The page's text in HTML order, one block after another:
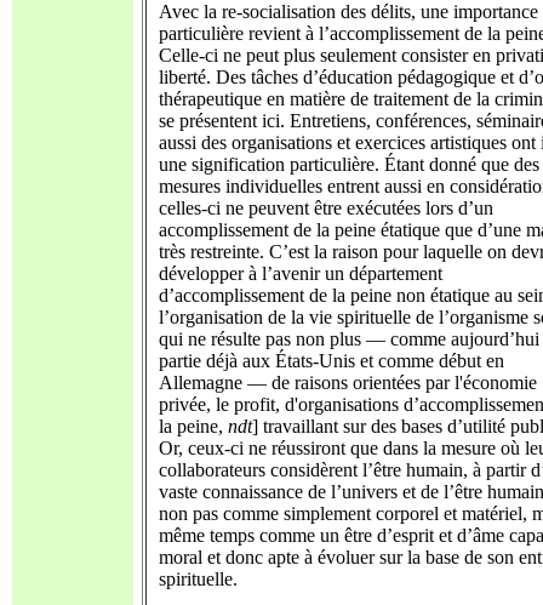
Avec la re-socialisation des délits, une importance
particulière revient à l’accomplissement de la
Celle-ci ne peut plus seulement consister en
liberté. Des tâches d’éducation pédagogique et
thérapeutique en matière de traitement de la
se présentent ici. Entretiens, conférences,
aussi des organisations et exercices artistiques ont
une signification particulière. Étant donné que des
mesures individuelles entrent aussi en
celles-ci ne peuvent être exécutées lors d’un
accomplissement de la peine étatique que d’une
très restreinte. C’est la raison pour laquelle on
développer à l’avenir un département
d’accomplissement de la peine non étatique au
l’organisation de la vie spirituelle de l’organisme
qui ne résulte pas non plus — comme aujourd’hui
partie déjà aux États-Unis et comme début en
Allemagne — de raisons orientées par l'économie
privée, le profit, d'organisations
la peine, ndt] travaillant sur des bases d’utilité
Or, ceux-ci ne réussiront que dans la mesure où
collaborateurs considèrent l’être humain, à partir
vaste connaissance de l’univers et de l’être
non pas comme simplement corporel et matériel,
même temps comme un être d’esprit et d’âme
moral et donc apte à évoluer sur la base de son
spirituelle.